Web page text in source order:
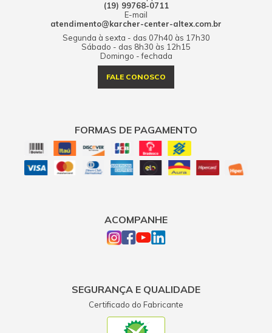
(19) 99768-0711
E-mail
atendimento@karcher-center-altex.com.br
Segunda à sexta - das 07h40 às 17h30
Sábado - das 8h30 às 12h15
Domingo - fechada
FALE CONOSCO
FORMAS DE PAGAMENTO
ACOMPANHE
SEGURANÇA E QUALIDADE
Certificado do Fabricante